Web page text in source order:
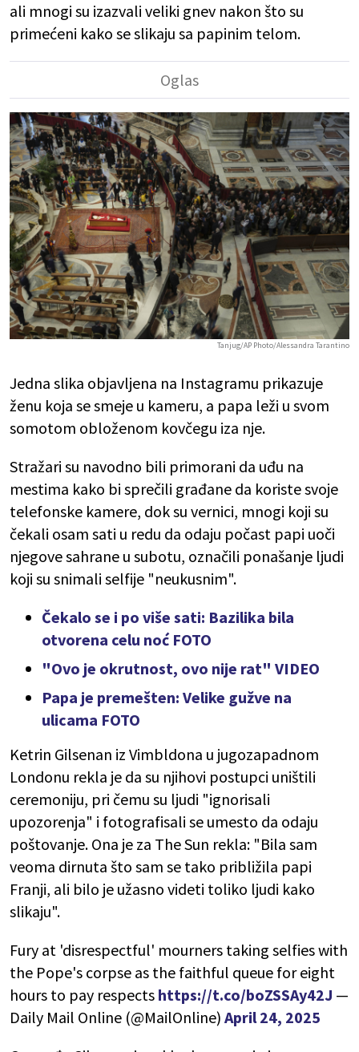
ali mnogi su izazvali veliki gnev nakon što su
primećeni kako se slikaju sa papinim telom.
Tanjug/AP Photo/Alessandra Tarantino
Jedna slika objavljena na Instagramu prikazuje
ženu koja se smeje u kameru, a papa leži u svom
somotom obloženom kovčegu iza nje.
Stražari su navodno bili primorani da uđu na
mestima kako bi sprečili građane da koriste svoje
telefonske kamere, dok su vernici, mnogi koji su
čekali osam sati u redu da odaju počast papi uoči
njegove sahrane u subotu, označili ponašanje ljudi
koji su snimali selfije "neukusnim".
Čekalo se i po više sati: Bazilika bila
otvorena celu noć FOTO
"Ovo je okrutnost, ovo nije rat" VIDEO
Papa je premešten: Velike gužve na
ulicama FOTO
Ketrin Gilsenan iz Vimbldona u jugozapadnom
Londonu rekla je da su njihovi postupci uništili
ceremoniju, pri čemu su ljudi "ignorisali
upozorenja" i fotografisali se umesto da odaju
poštovanje. Ona je za The Sun rekla: "Bila sam
veoma dirnuta što sam se tako približila papi
Franji, ali bilo je užasno videti toliko ljudi kako
slikaju".
Fury at 'disrespectful' mourners taking selfies with
the Pope's corpse as the faithful queue for eight
hours to pay respects https://t.co/boZSSAy42J —
Daily Mail Online (@MailOnline) April 24, 2025